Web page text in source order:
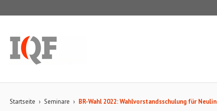
Startseite › Seminare › BR-Wahl 2022: Wahlvorstandsschulung für